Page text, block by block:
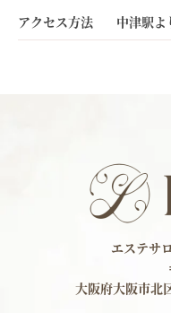
アクセス方法 中津駅
エステサ
大阪府大阪市北